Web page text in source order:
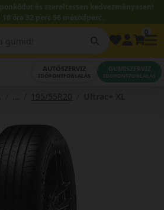
és szereltessen kedvezményesen!
óra 32 perc 55 másodperc.
AUTÓSZERVIZ
IDŐPONTFOGLALÁS
GUMISZERVIZ
IDŐPONTFOGLALÁS
195/55R20